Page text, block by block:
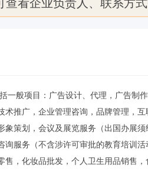
查看企业负责人、联系方
一般项目：广告设计、代理，广告制
推广，企业管理咨询，品牌管理，
策划，会议及展览服务（出国办展
服务（不含涉许可审批的教育培训
，化妆品批发，个人卫生用品销售